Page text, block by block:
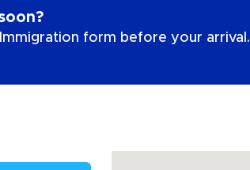
form before your arrival.